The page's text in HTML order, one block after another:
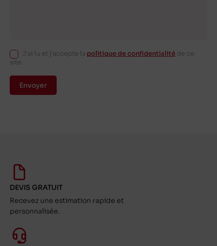
J'ai lu et j'accepte la politique de confidentialité de ce
site.
Envoyer
DEVIS GRATUIT
Recevez une estimation rapide et
personnalisée.